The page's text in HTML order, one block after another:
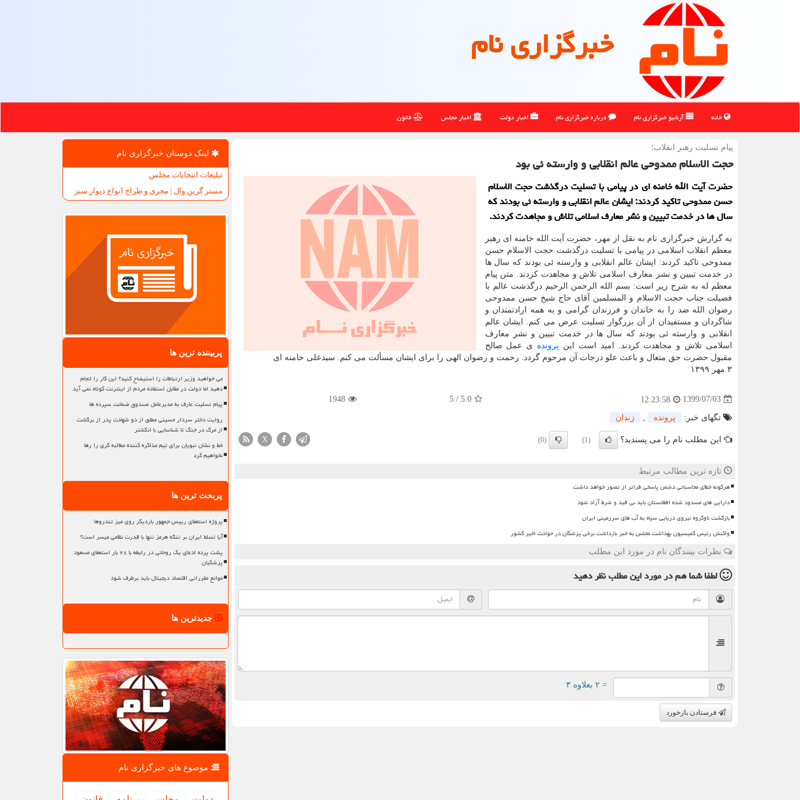
خبرگزاری نام
خانه آرشیو خبرگزاری نام درباره خبرگزاری نام اخبار دولت اخبار مجلس قانون
پیام تسلیت رهبر انقلاب؛
حجت الاسلام ممدوحی عالم انقلابی و وارسته ئی بود
حضرت آیت الله خامنه ای در پیامی با تسلیت درگذشت حجت الاسلام
حسن ممدوحی تاكید كردند: ایشان عالم انقلابی و وارسته ئی بودند كه
سال ها در خدمت تبیین و نشر معارف اسلامی تلاش و مجاهدت كردند.
به گزارش خبرگزاری نام به نقل از مهر، حضرت آیت الله خامنه ای رهبر
معظم انقلاب اسلامی در پیامی با تسلیت درگذشت حجت الاسلام حسن
ممدوحی تاکید کردند: ایشان عالم انقلابی و وارسته ئی بودند که سال ها
در خدمت تبیین و نشر معارف اسلامی تلاش و مجاهدت کردند. متن پیام
معظم له به شرح زیر است: بسم الله الرحمن الرحیم درگذشت عالم با
فضیلت جناب حجت الاسلام و المسلمین آقای حاج شیخ حسن ممدوحی
رضوان الله ضد را به خاندان و فرزندان گرامی و به همه ارادتمندان و
شاگردان و مستفیدان از آن بزرگوار تسلیت عرض می کنم. ایشان عالم
انقلابی و وارسته ئی بودند که سال ها در خدمت تبیین و نشر معارف
اسلامی تلاش و مجاهدت کردند. امید است این پرونده ی عمل صالح
مقبول حضرت حق متعال و باعث علو درجات آن مرحوم گردد. رحمت و رضوان الهی را برای ایشان مسألت می کنم. سیدعلی خامنه ای
۳ مهر ۱۳۹۹
1399/07/03
12:23:58
5.0
/
5
1948
تگهای خبر: پرونده زندان
این مطلب نام را می پسندید؟ (1)
(0)
X
تازه ترین مطالب مرتبط
هرگونه خطای محاسباتی دشمن پاسخی فراتر از تصور خواهد داشت
دارایی های مسدود شده افغانستان باید بی قید و شرط آزاد شود
بازگشت ناوگروه نیروی دریایی سپاه به آب های سرزمینی ایران
واکنش رئیس کمیسیون بهداشت مجلس به خبر بازداشت برخی پزشکان در حوادث اخیر کشور
نظرات بینندگان نام در مورد این مطلب
لطفا شما همدر مورد این مطلبنظر دهید
= ۲ بعلاوه ۳
فرستادن بازخورد
لینک دوستان خبرگزاری نام
تبلیغات انتخابات مجلس
مستر گرین وال | مجری و طراح انواع دیوار سبز
پربیننده ترین ها
می خواهید وزیر ارتباطات را استیضاح کنید؟ این کار را انجام
دهید اما دولت در مقابل استفاده مردم از اینترنت کوتاه نمی آید
پیام تسلیت عارف به مدیرعامل صندوق ضمانت سپرده ها
روایت دختر سردار حسینی مطلق از دو شهادت پدر از برگشت
از مرگ در جنگ تا شناسایی با انگشتر
خط و نشان نبویان برای تیم مذاکره کننده مطالبه گری را رها
نخواهیم کرد
پربحث ترین ها
پروژه استعفای رییس جمهور باردیگر روی میز تندروها
آیا تسلط ایران بر تنگه هرمز تنها با قدرت نظامی میسر است؟
پشت پرده ادعای یک روحانی در رابطه با ۲۸ بار استعفای مسعود
پزشکیان
موانع مقرراتی اقتصاد دیجیتال باید برطرف شود
جدیدترین ها
موضوع های خبرگزاری نام